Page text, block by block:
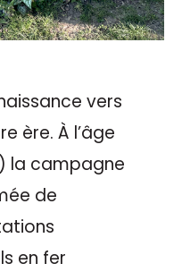
vers
ère. À l’âge
la campagne
de
en fer